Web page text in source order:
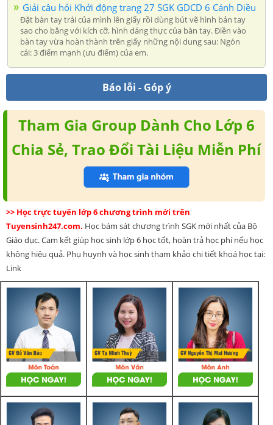
Giải câu hỏi Khởi động trang 27 SGK GDCD 6 Cánh Diều
Đặt bàn tay trái của mình lên giấy rồi dùng bút vẽ hình bản tay
sao cho bằng với kích cỡ, hình dáng thực của bàn tay. Điền vào
bàn tay vừa hoàn thành trên giấy những nội dung sau: Ngón
cái: 3 điểm mạnh (ưu điểm) của em.
Báo lỗi - Góp ý
Tham Gia Group Dành Cho Lớp 6
Chia Sẻ, Trao Đổi Tài Liệu Miễn Phí
>> Học trực tuyến lớp 6 chương trình mới trên
Tuyensinh247.com. Học bám sát chương trình SGK mới nhất của Bộ
Giáo dục. Cam kết giúp học sinh lớp 6 học tốt, hoàn trả học phí nếu học
không hiệu quả. Phụ huynh và học sinh tham khảo chi tiết khoá học tại:
Link